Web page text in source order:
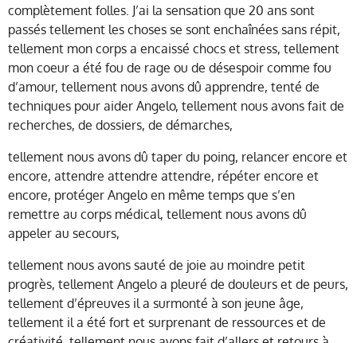
complètement folles. J’ai la sensation que 20 ans sont
passés tellement les choses se sont enchaînées sans répit,
tellement mon corps a encaissé chocs et stress, tellement
mon coeur a été fou de rage ou de désespoir comme fou
d’amour, tellement nous avons dû apprendre, tenté de
techniques pour aider Angelo, tellement nous avons fait de
recherches, de dossiers, de démarches,
tellement nous avons dû taper du poing, relancer encore et
encore, attendre attendre attendre, répéter encore et
encore, protéger Angelo en même temps que s’en
remettre au corps médical, tellement nous avons dû
appeler au secours,
tellement nous avons sauté de joie au moindre petit
progrès, tellement Angelo a pleuré de douleurs et de peurs,
tellement d’épreuves il a surmonté à son jeune âge,
tellement il a été fort et surprenant de ressources et de